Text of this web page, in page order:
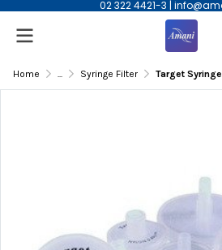
02 322 4421-3 |
Home ... Syringe Filter Target Syringe